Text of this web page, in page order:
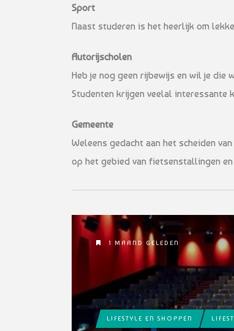
Sport
Naast studeren is het heerlijk om
Autorijscholen
Heb je nog geen rijbewijs en wil je die
Studenten krijgen veelal interessante
Gemeente
Weleens gedacht aan het scheiden
op het gebied van fietsenstallingen
1 MAAND GELEDEN
LIFESTYLE EN SHOPPEN